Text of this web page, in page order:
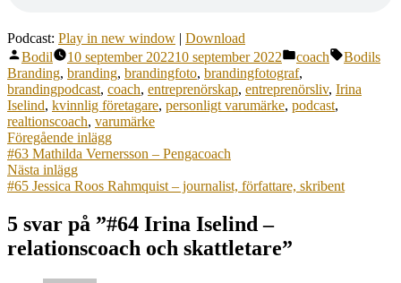
Podcast: Play in new window | Download
Publicerat
av
Bodil 10 september 202210 september 2022
Publicerat
i
coach Etiketter:
Bodils
Branding, branding, brandingfoto, brandingfotograf,
brandingpodcast, coach, entreprenörskap, entreprenörsliv, Irina
Iselind, kvinnlig företagare, personligt varumärke, podcast,
realtionscoach, varumärke
Inläggsnavigering
Föregående inläggFöregående
inlägg:
#63 Mathilda Vernersson – Pengacoach
Nästa inläggNästa
inlägg:
#65 Jessica Roos Rahmquist – journalist, författare, skribent
5 svar på ”#64 Irina Iselind –
relationscoach och skattletare”